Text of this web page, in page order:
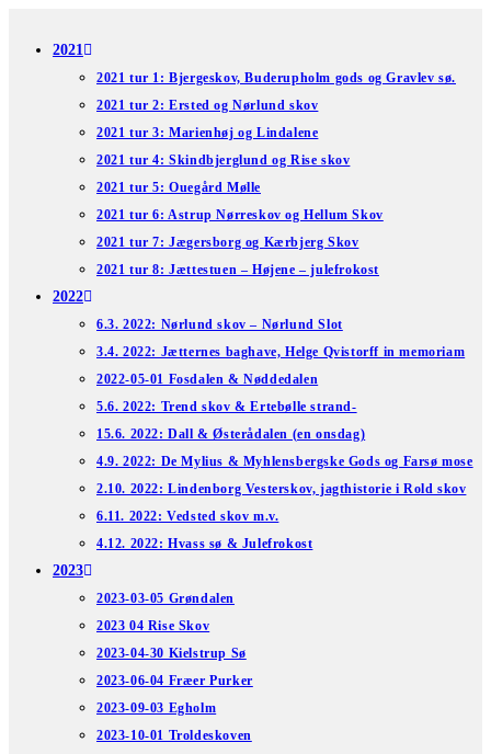
2021
2021 tur 1: Bjergeskov, Buderupholm gods og Gravlev sø.
2021 tur 2: Ersted og Nørlund skov
2021 tur 3: Marienhøj og Lindalene
2021 tur 4: Skindbjerglund og Rise skov
2021 tur 5: Ouegård Mølle
2021 tur 6: Astrup Nørreskov og Hellum Skov
2021 tur 7: Jægersborg og Kærbjerg Skov
2021 tur 8: Jættestuen – Højene – julefrokost
2022
6.3. 2022: Nørlund skov – Nørlund Slot
3.4. 2022: Jætternes baghave, Helge Qvistorff in memoriam
2022-05-01 Fosdalen & Nøddedalen
5.6. 2022: Trend skov & Ertebølle strand-
15.6. 2022: Dall & Østerådalen (en onsdag)
4.9. 2022: De Mylius & Myhlensbergske Gods og Farsø mose
2.10. 2022: Lindenborg Vesterskov, jagthistorie i Rold skov
6.11. 2022: Vedsted skov m.v.
4.12. 2022: Hvass sø & Julefrokost
2023
2023-03-05 Grøndalen
2023 04 Rise Skov
2023-04-30 Kielstrup Sø
2023-06-04 Fræer Purker
2023-09-03 Egholm
2023-10-01 Troldeskoven